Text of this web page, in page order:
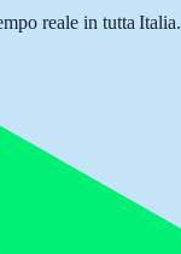
reale in tutta Italia.